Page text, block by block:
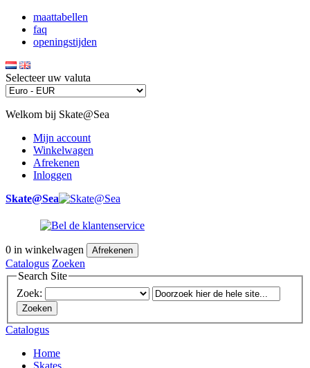
maattabellen
faq
openingstijden
Selecteer uw valuta
Welkom bij Skate@Sea
Mijn account
Winkelwagen
Afrekenen
Inloggen
Skate@Sea
0 in winkelwagen Afrekenen
Catalogus Zoeken
Search Site
Zoek:
Zoeken
Catalogus
Home
Skates.